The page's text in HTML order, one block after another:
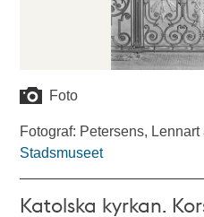
Foto
Fotograf: Petersens,
Stadsmuseet
Katolska kyrkan.